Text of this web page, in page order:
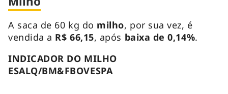
A saca de 60 kg do milho, por sua vez, é
vendida a R$ 66,15, após baixa de 0,14%.
INDICADOR DO MILHO
ESALQ/BM&FBOVESPA